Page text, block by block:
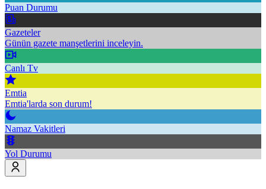
Puan Durumu
Gazeteler
Günün gazete manşetlerini inceleyin.
Canlı Tv
Emtia
Emtia'larda son durum!
Namaz Vakitleri
Yol Durumu